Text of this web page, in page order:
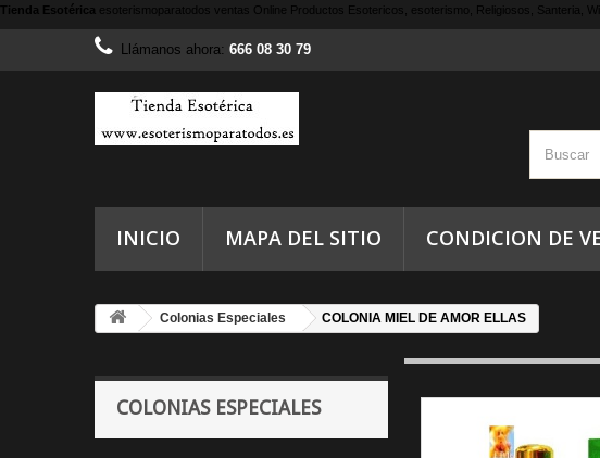
Tienda Esotérica esoterismoparatodos ventas Online Productos Esotericos, esoterismo, Religiosos, Santeria,
Llámanos ahora: 666 08 30 79
INICIO MAPA DEL SITIO CONDICION DE
Colonias Especiales COLONIA MIEL DE AMOR ELLAS
COLONIAS ESPECIALES